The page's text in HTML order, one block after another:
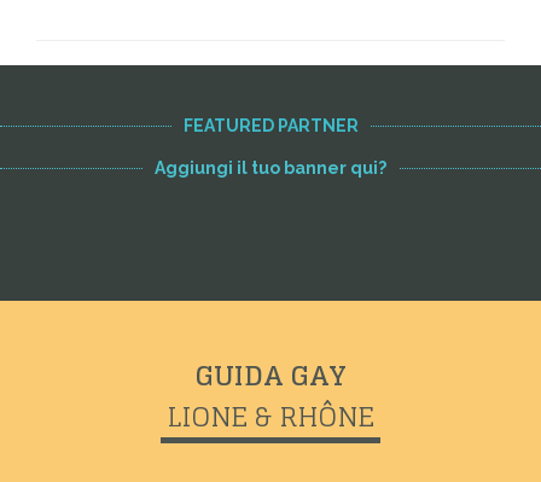
FEATURED PARTNER
Aggiungi il tuo banner qui?
GUIDA GAY
LIONE & RHÔNE